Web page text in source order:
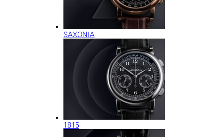
SAXONIA
1815